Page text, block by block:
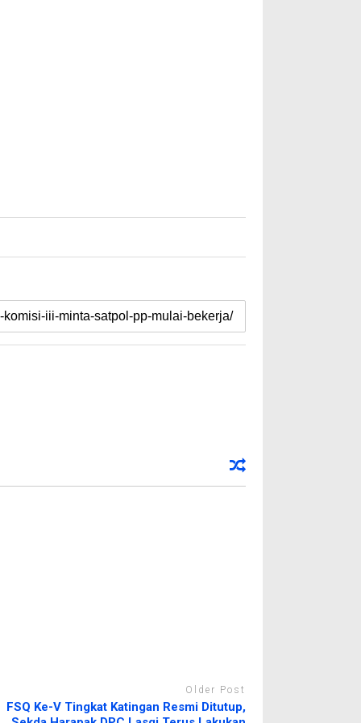
Older Post
FSQ Ke-V Tingkat Katingan Resmi Ditutup,